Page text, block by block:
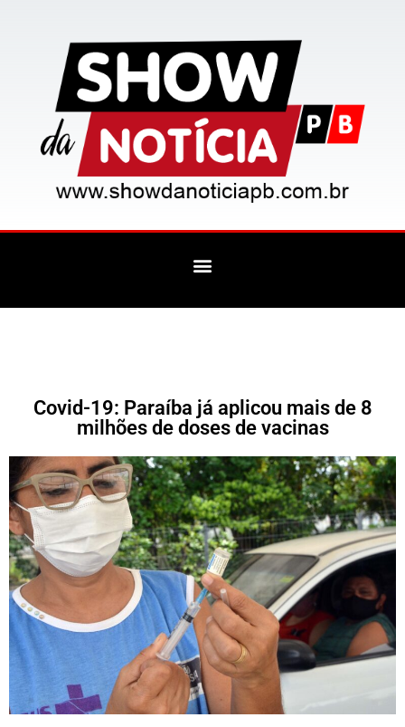
Covid-19: Paraíba já aplicou mais de 8
milhões de doses de vacinas